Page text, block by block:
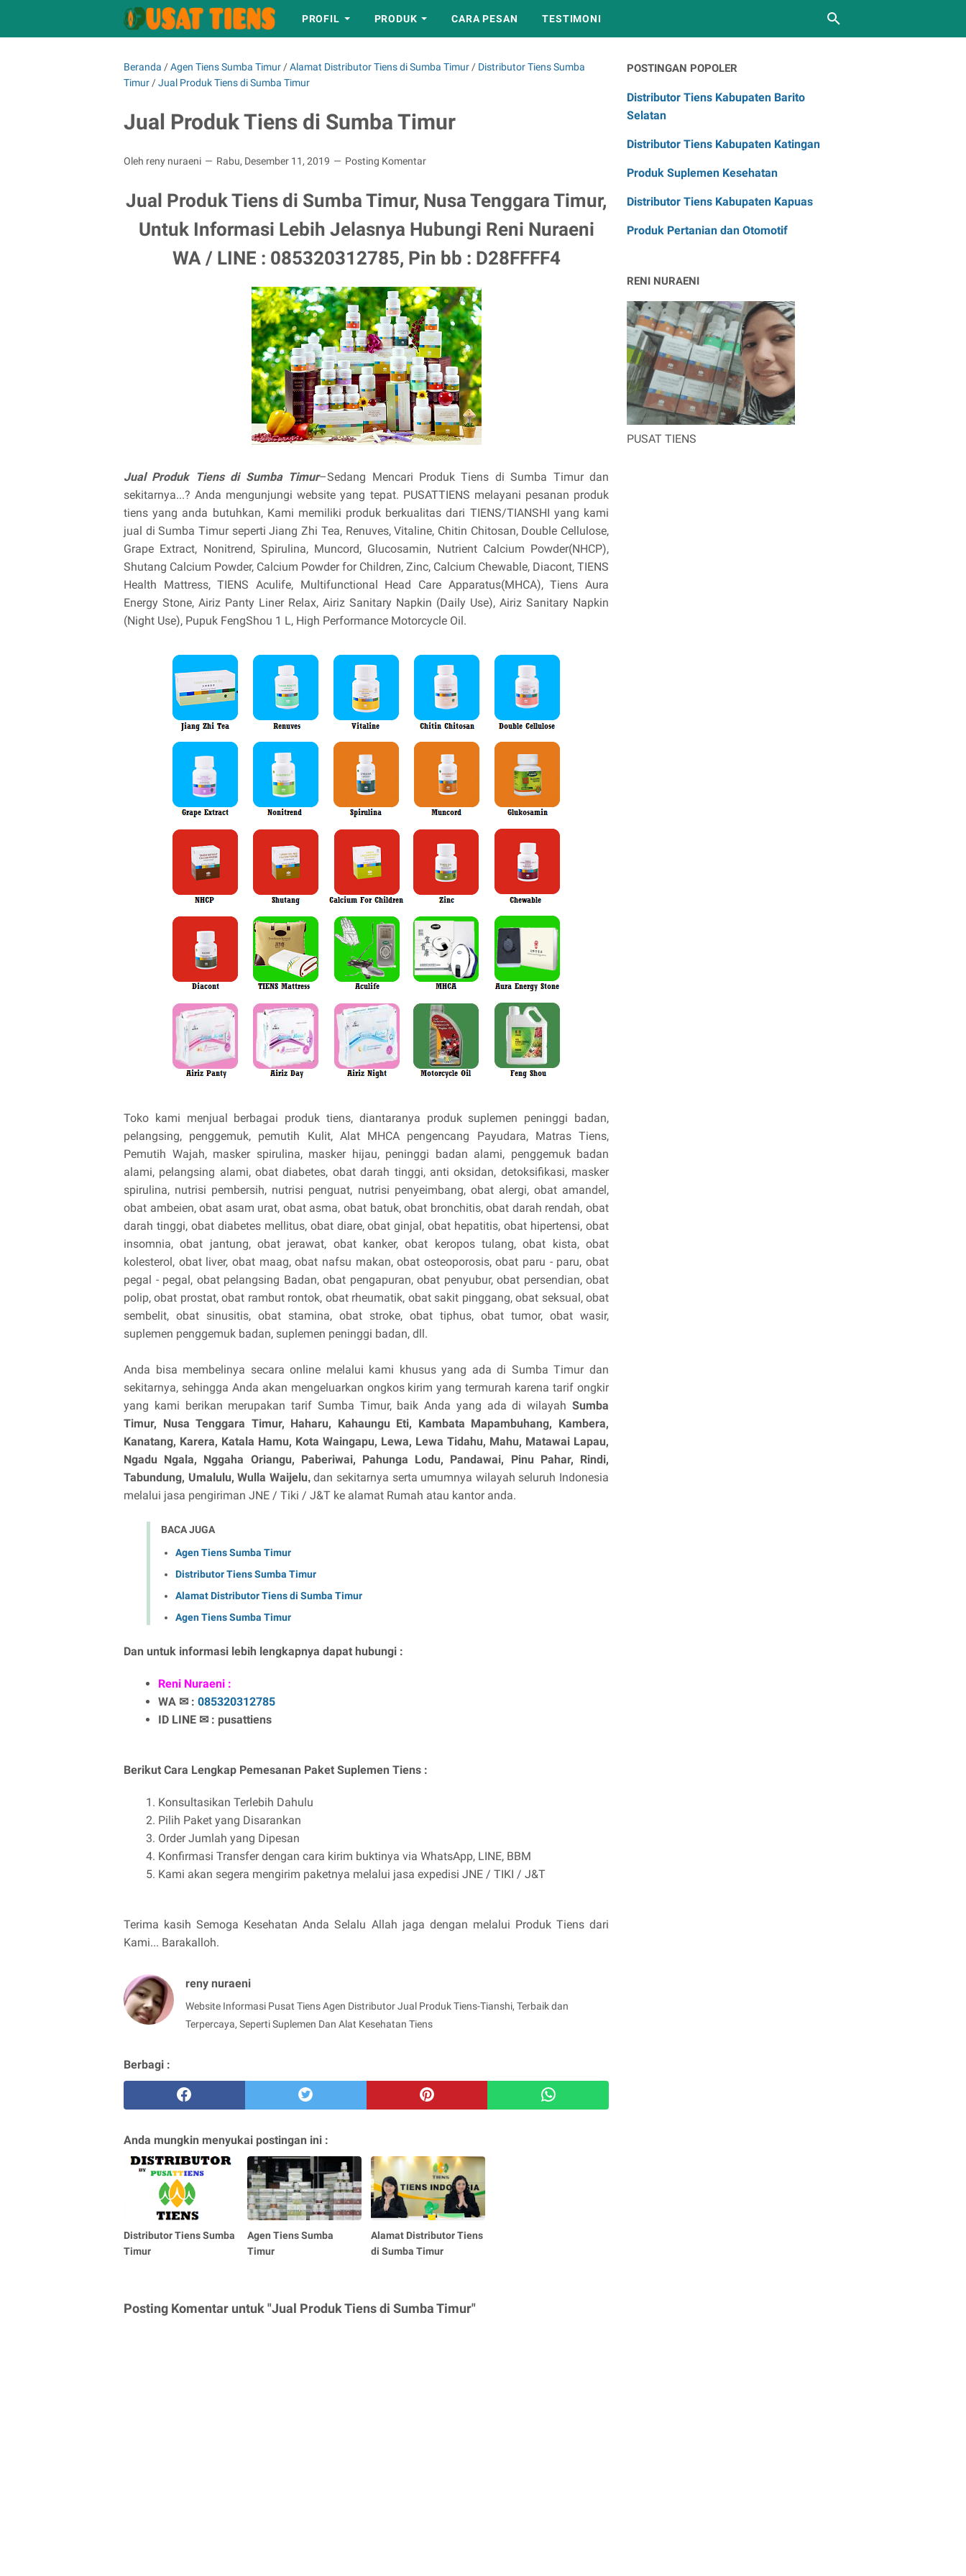
PROFIL PRODUK CARA PESAN TESTIMONI
Beranda /Agen Tiens Sumba Timur /Alamat Distributor Tiens di Sumba Timur / Distributor Tiens Sumba
Timur /Jual Produk Tiens di Sumba Timur
Jual Produk Tiens di Sumba Timur
Oleh reny nuraeni Rabu, Desember 11, 2019 Posting Komentar
Jual Produk Tiens di Sumba Timur, Nusa Tenggara Timur,
Untuk Informasi Lebih Jelasnya Hubungi Reni Nuraeni
WA / LINE : 085320312785, Pin bb : D28FFFF4
Jual Produk Tiens di Sumba Timur–Sedang Mencari Produk Tiens di Sumba Timur dan
sekitarnya...? Anda mengunjungi website yang tepat. PUSATTIENS melayani pesanan produk
tiens yang anda butuhkan, Kami memiliki produk berkualitas dari TIENS/TIANSHI yang kami
jual di Sumba Timur seperti Jiang Zhi Tea, Renuves, Vitaline, Chitin Chitosan, Double Cellulose,
Grape Extract, Nonitrend, Spirulina, Muncord, Glucosamin, Nutrient Calcium Powder(NHCP),
Shutang Calcium Powder, Calcium Powder for Children, Zinc, Calcium Chewable, Diacont, TIENS
Health Mattress, TIENS Aculife, Multifunctional Head Care Apparatus(MHCA), Tiens Aura
Energy Stone, Airiz Panty Liner Relax, Airiz Sanitary Napkin (Daily Use), Airiz Sanitary Napkin
(Night Use), Pupuk FengShou 1 L, High Performance Motorcycle Oil.
Toko kami menjual berbagai produk tiens, diantaranya produk suplemen peninggi badan,
pelangsing, penggemuk, pemutih Kulit, Alat MHCA pengencang Payudara, Matras Tiens,
Pemutih Wajah, masker spirulina, masker hijau, peninggi badan alami, penggemuk badan
alami, pelangsing alami, obat diabetes, obat darah tinggi, anti oksidan, detoksifikasi, masker
spirulina, nutrisi pembersih, nutrisi penguat, nutrisi penyeimbang, obat alergi, obat amandel,
obat ambeien, obat asam urat, obat asma, obat batuk, obat bronchitis, obat darah rendah, obat
darah tinggi, obat diabetes mellitus, obat diare, obat ginjal, obat hepatitis, obat hipertensi, obat
insomnia, obat jantung, obat jerawat, obat kanker, obat keropos tulang, obat kista, obat
kolesterol, obat liver, obat maag, obat nafsu makan, obat osteoporosis, obat paru - paru, obat
pegal - pegal, obat pelangsing Badan, obat pengapuran, obat penyubur, obat persendian, obat
polip, obat prostat, obat rambut rontok, obat rheumatik, obat sakit pinggang, obat seksual, obat
sembelit, obat sinusitis, obat stamina, obat stroke, obat tiphus, obat tumor, obat wasir,
suplemen penggemuk badan, suplemen peninggi badan, dll.
Anda bisa membelinya secara online melalui kami khusus yang ada di Sumba Timur dan
sekitarnya, sehingga Anda akan mengeluarkan ongkos kirim yang termurah karena tarif ongkir
yang kami berikan merupakan tarif Sumba Timur, baik Anda yang ada di wilayah Sumba
Timur, Nusa Tenggara Timur, Haharu, Kahaungu Eti, Kambata Mapambuhang, Kambera,
Kanatang, Karera, Katala Hamu, Kota Waingapu, Lewa, Lewa Tidahu, Mahu, Matawai Lapau,
Ngadu Ngala, Nggaha Oriangu, Paberiwai, Pahunga Lodu, Pandawai, Pinu Pahar, Rindi,
Tabundung, Umalulu, Wulla Waijelu,dan sekitarnya serta umumnya wilayah seluruh Indonesia
melalui jasa pengiriman JNE / Tiki / J&T ke alamat Rumah atau kantor anda.
BACA JUGA
Agen Tiens Sumba Timur
Distributor Tiens Sumba Timur
Alamat Distributor Tiens di Sumba Timur
Agen Tiens Sumba Timur
Dan untuk informasi lebih lengkapnya dapat hubungi :
Reni Nuraeni :
WA ✉ : 085320312785
ID LINE ✉ : pusattiens
Berikut Cara Lengkap Pemesanan Paket Suplemen Tiens :
Konsultasikan Terlebih Dahulu
Pilih Paket yang Disarankan
Order Jumlah yang Dipesan
Konfirmasi Transfer dengan cara kirim buktinya via WhatsApp, LINE, BBM
Kami akan segera mengirim paketnya melalui jasa expedisi JNE / TIKI / J&T
Terima kasih Semoga Kesehatan Anda Selalu Allah jaga dengan melalui Produk Tiens dari
Kami... Barakalloh.
reny nuraeni
Website Informasi Pusat Tiens Agen Distributor Jual Produk Tiens-Tianshi, Terbaik dan
Terpercaya, Seperti Suplemen Dan Alat Kesehatan Tiens
Berbagi :
Anda mungkin menyukai postingan ini :
Distributor Tiens Sumba
Timur
Agen Tiens Sumba
Timur
Alamat Distributor Tiens
di Sumba Timur
Posting Komentar untuk "Jual Produk Tiens di Sumba Timur"
POSTINGAN POPOLER
Distributor Tiens Kabupaten Barito
Selatan
Distributor Tiens Kabupaten Katingan
Produk Suplemen Kesehatan
Distributor Tiens Kabupaten Kapuas
Produk Pertanian dan Otomotif
RENI NURAENI
PUSAT TIENS